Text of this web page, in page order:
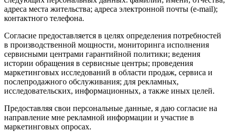
адреса места жительства; адреса электронной почты (e-mail);
контактного телефона.
Согласие предоставляется в целях определения потребностей
в производственной мощности, мониторинга исполнения
сервисными центрами гарантийной политики; ведения
истории обращения в сервисные центры; проведения
маркетинговых исследований в области продаж, сервиса и
послепродажного обслуживания; для рекламных,
исследовательских, информационных, а также иных целей.
Предоставляя свои персональные данные, я даю согласие на
направление мне рекламной информации и участие в
маркетинговых опросах.